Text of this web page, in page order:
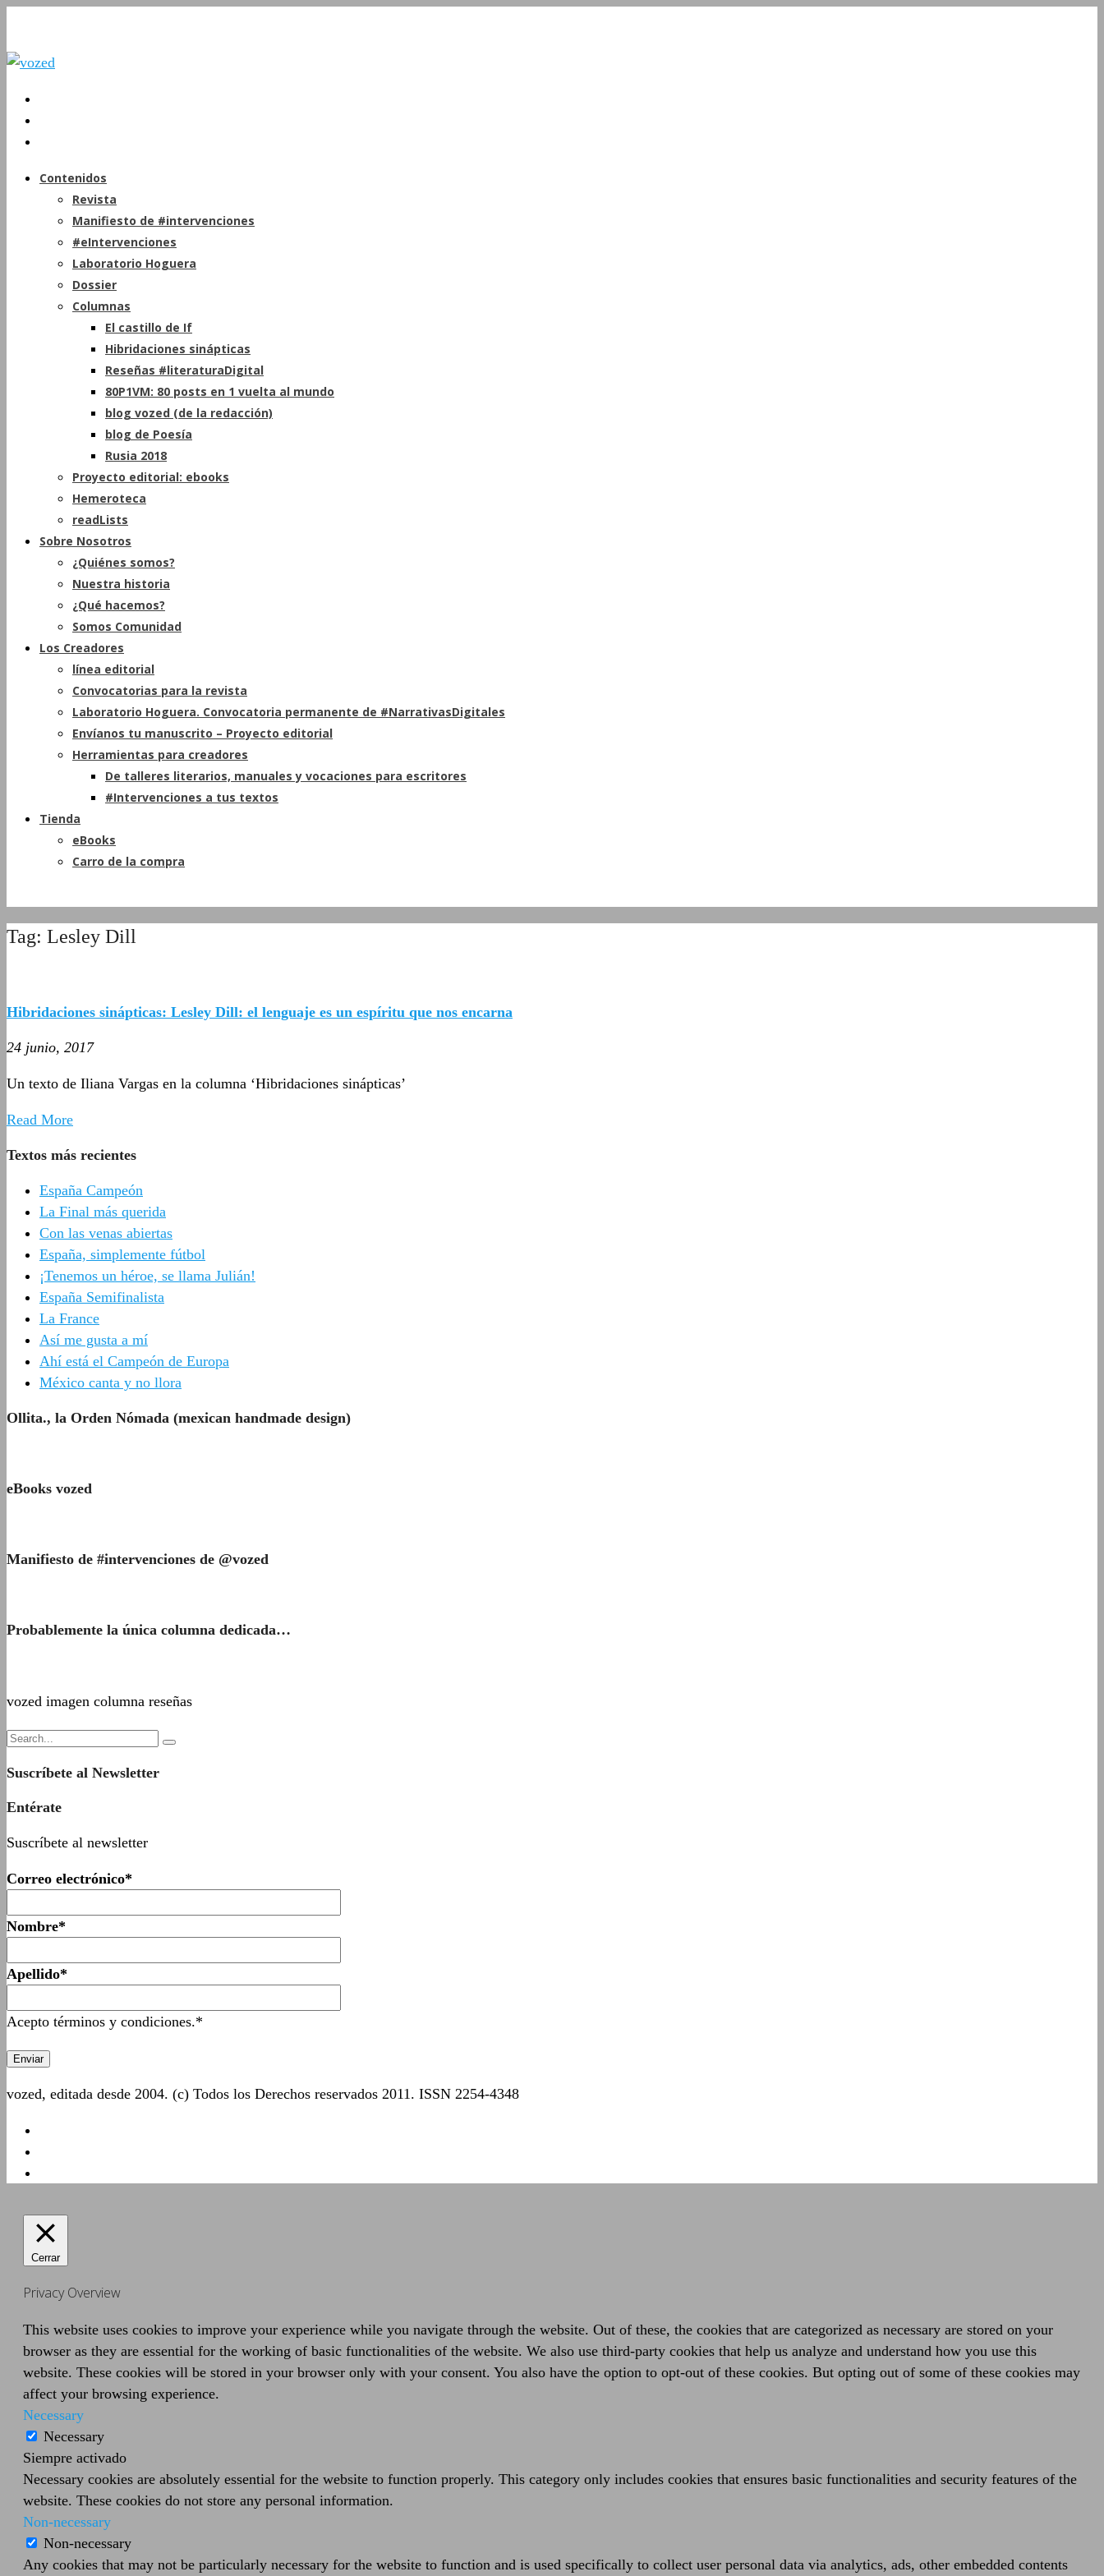
Contenidos
Revista
Manifiesto de #intervenciones
#eIntervenciones
Laboratorio Hoguera
Dossier
Columnas
El castillo de If
Hibridaciones sinápticas
Reseñas #literaturaDigital
80P1VM: 80 posts en 1 vuelta al mundo
blog vozed (de la redacción)
blog de Poesía
Rusia 2018
Proyecto editorial: ebooks
Hemeroteca
readLists
Sobre Nosotros
¿Quiénes somos?
Nuestra historia
¿Qué hacemos?
Somos Comunidad
Los Creadores
línea editorial
Convocatorias para la revista
Laboratorio Hoguera. Convocatoria permanente de #NarrativasDigitales
Envíanos tu manuscrito – Proyecto editorial
Herramientas para creadores
De talleres literarios, manuales y vocaciones para escritores
#Intervenciones a tus textos
Tienda
eBooks
Carro de la compra
Tag: Lesley Dill
Hibridaciones sinápticas: Lesley Dill: el lenguaje es un espíritu que nos encarna
24 junio, 2017
Un texto de Iliana Vargas en la columna ‘Hibridaciones sinápticas’
Read More
Textos más recientes
España Campeón
La Final más querida
Con las venas abiertas
España, simplemente fútbol
¡Tenemos un héroe, se llama Julián!
España Semifinalista
La France
Así me gusta a mí
Ahí está el Campeón de Europa
México canta y no llora
Ollita., la Orden Nómada (mexican handmade design)
eBooks vozed
Manifiesto de #intervenciones de @vozed
Probablemente la única columna dedicada…
vozed imagen columna reseñas
Suscríbete al Newsletter
Entérate
Suscríbete al newsletter
Correo electrónico*
Nombre*
Apellido*
Acepto términos y condiciones.*
vozed, editada desde 2004. (c) Todos los Derechos reservados 2011. ISSN 2254-4348
Cerrar
Privacy Overview
This website uses cookies to improve your experience while you navigate through the website. Out of these, the cookies that are categorized as necessary are stored on your
browser as they are essential for the working of basic functionalities of the website. We also use third-party cookies that help us analyze and understand how you use this
website. These cookies will be stored in your browser only with your consent. You also have the option to opt-out of these cookies. But opting out of some of these cookies may
affect your browsing experience.
Necessary
Necessary
Siempre activado
Necessary cookies are absolutely essential for the website to function properly. This category only includes cookies that ensures basic functionalities and security features of the
website. These cookies do not store any personal information.
Non-necessary
Non-necessary
Any cookies that may not be particularly necessary for the website to function and is used specifically to collect user personal data via analytics, ads, other embedded contents